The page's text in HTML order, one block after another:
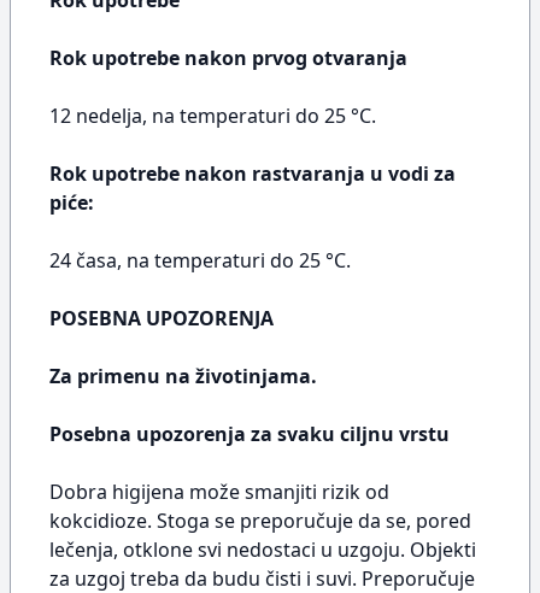
Rok upotrebe nakon prvog otvaranja
12 nedelja, na temperaturi do 25 °C.
Rok upotrebe nakon rastvaranja u vodi za
piće:
24 časa, na temperaturi do 25 °C.
POSEBNA UPOZORENJA
Za primenu na životinjama.
Posebna upozorenja za svaku ciljnu vrstu
Dobra higijena može smanjiti rizik od
kokcidioze. Stoga se preporučuje da se, pored
lečenja, otklone svi nedostaci u uzgoju. Objekti
za uzgoj treba da budu čisti i suvi. Preporučuje